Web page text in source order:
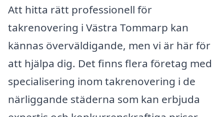
Att hitta rätt professionell för
takrenovering i Västra Tommarp kan
kännas överväldigande, men vi är här för
att hjälpa dig. Det finns flera företag med
specialisering inom takrenovering i de
närliggande städerna som kan erbjuda